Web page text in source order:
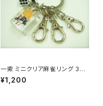
一索 ミニクリア麻雀リング 3連
キーホルダー
¥1,200